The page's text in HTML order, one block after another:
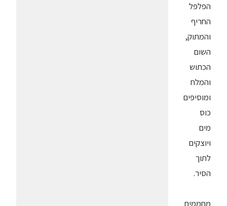
הפלפל
החריף
והמתוק,
השום
הכתוש
והמלח
ומוסיפים
כוס
מים
ויוצקים
לתוך
הסיר.
מחממים